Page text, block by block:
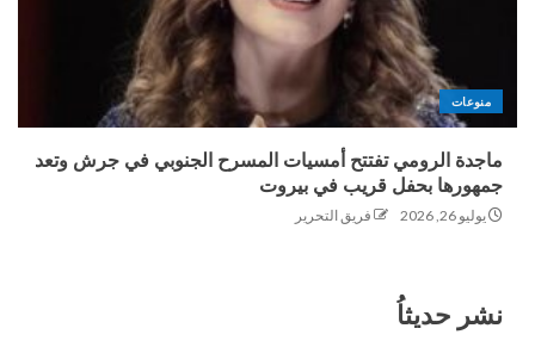
منوعات
ماجدة الرومي تفتتح أمسيات المسرح الجنوبي في جرش وتعد
جمهورها بحفل قريب في بيروت
يوليو 26, 2026 فريق التحرير
نشر حديثاُ